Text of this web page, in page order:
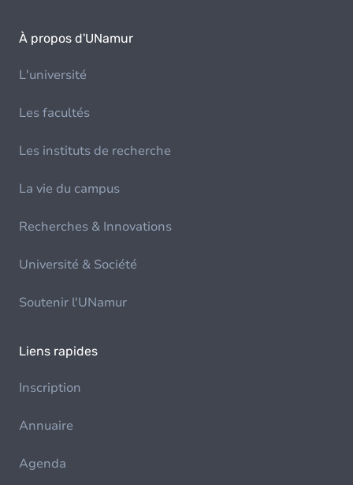
À propos d'UNamur
L'université
Les facultés
Les instituts de recherche
La vie du campus
Recherches & Innovations
Université & Société
Soutenir l'UNamur
Liens rapides
Inscription
Annuaire
Agenda